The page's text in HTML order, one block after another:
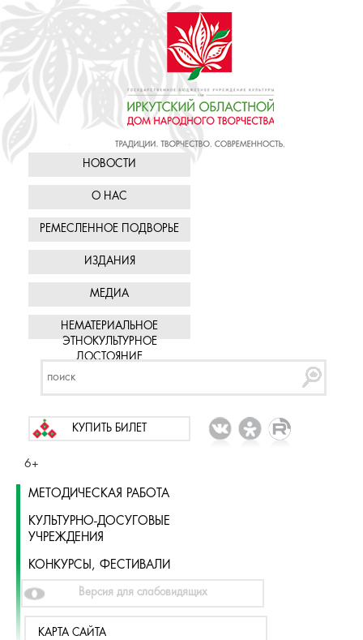
НОВОСТИ
О НАС
РЕМЕСЛЕННОЕ ПОДВОРЬЕ
ИЗДАНИЯ
МЕДИА
НЕМАТЕРИАЛЬНОЕ
ЭТНОКУЛЬТУРНОЕ
ДОСТОЯНИЕ
КУПИТЬ БИЛЕТ
6+
МЕТОДИЧЕСКАЯ РАБОТА
КУЛЬТУРНО-ДОСУГОВЫЕ
УЧРЕЖДЕНИЯ
КОНКУРСЫ, ФЕСТИВАЛИ
Версия для слабовидящих
КАРТА САЙТА